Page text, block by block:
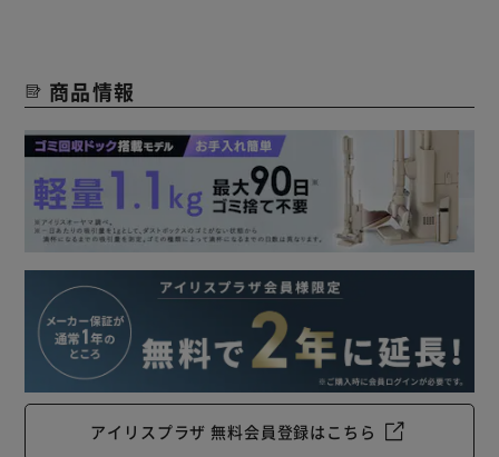
商品情報
アイリスプラザ 無料会員登録はこちら